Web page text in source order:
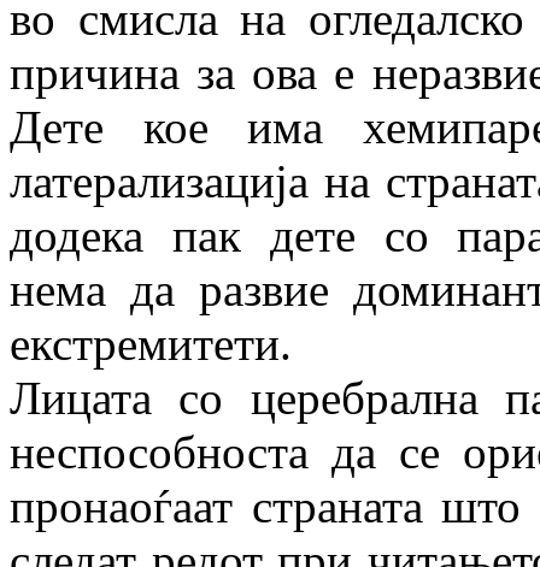
во смисла на
причина за ова е
Дете кое има
латерализација на
додека пак дете со
нема да развие
екстремитети.
Лицата со церебрална
неспособноста да се
пронаоѓаат страната